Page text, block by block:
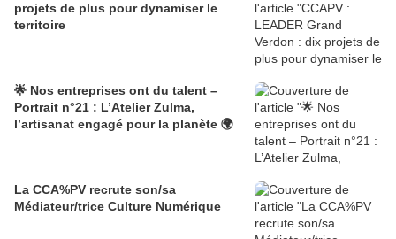
projets de plus pour dynamiser le
territoire
🌟 Nos entreprises ont du talent –
Portrait n°21 : L’Atelier Zulma,
l’artisanat engagé pour la planète 🌍
La CCA%PV recrute son/sa
Médiateur/trice Culture Numérique